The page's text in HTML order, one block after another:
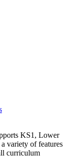
KS1, Lower
variety of features
curriculum